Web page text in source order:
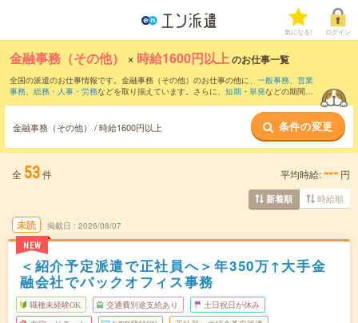
気になる! ログイン
金融事務（その他） × 時給1600円以上のお仕事一覧
全国の派遣のお仕事情報です。金融事務（その他）のお仕事の他に、 一般事務、 営業
事務、 総務・人事・労務などを取り揃えています。さらに、 短期 ・ 単発などの期間
金融事務（その他） / 時給1600円以上 条件の変更
全 53件 平均時給: --- 円
新着順 時給順
未読
NEW
掲載日 2026/08/07
＜紹介予定派遣で正社員へ＞年350万↑大手金
融会社でバックオフィス事務
職種未経験OK 交通費別途支給あり 土日祝日が休み